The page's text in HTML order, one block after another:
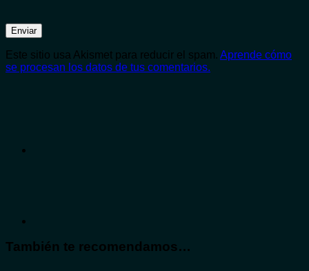
Este sitio usa Akismet para reducir el spam. Aprende cómo
se procesan los datos de tus comentarios.
También te recomendamos…